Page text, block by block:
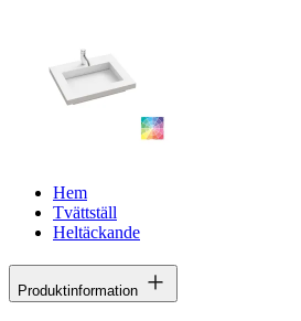
Hem
Tvättställ
Heltäckande
Produktinformation